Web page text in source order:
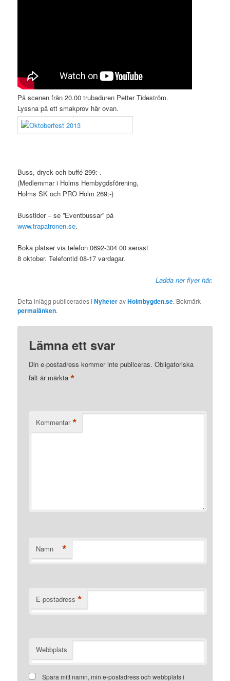
På scenen från 20.00 trubaduren Petter Tideström.
Lyssna på ett smakprov här ovan.
Buss, dryck och buffé 299:-.
(Medlemmar i Holms Hembygdsförening,
Holms SK och PRO Holm 269:-)
Busstider – se ”Eventbussar” på
www.trapatronen.se.
Boka platser via telefon 0692-304 00 senast
8 oktober. Telefontid 08-17 vardagar.
Ladda ner flyer här.
Detta inlägg publicerades iNyheteravHolmbygden.se. Bokmärk
permalänken.
Lämna ett svar
Din e-postadress kommer inte publiceras. Obligatoriska
fält är märkta*
Kommentar *
Namn *
E-postadress *
Webbplats
Spara mitt namn, min e-postadress och webbplats i